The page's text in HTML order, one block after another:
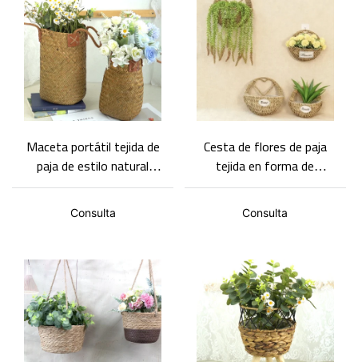
Maceta portátil tejida de
paja de estilo natural
estilo bosque, diseño de
barril profundo, adecuada
para plantas grandes.
Consulta
Cesta de flores de paja
tejida en forma de
corazón para colgar en la
pared, cesta colgante,
decoración de pared
Consulta